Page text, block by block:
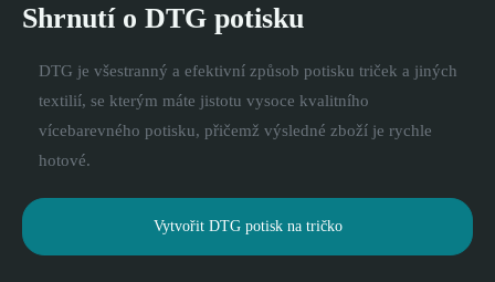
Shrnutí o DTG potisku
DTG je všestranný a efektivní způsob potisku triček a jiných
textilií, se kterým máte jistotu vysoce kvalitního
vícebarevného potisku, přičemž výsledné zboží je rychle
hotové.
Vytvořit DTG potisk na tričko